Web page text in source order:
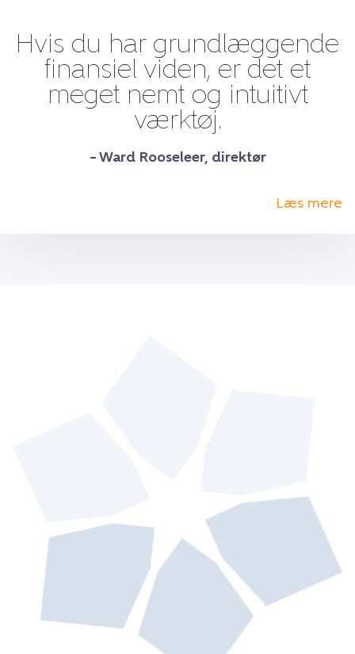
Hvis du har grundlæggende
finansiel viden, er det et
meget nemt og intuitivt
værktøj.
– Ward Rooseleer, direktør
Læs mere